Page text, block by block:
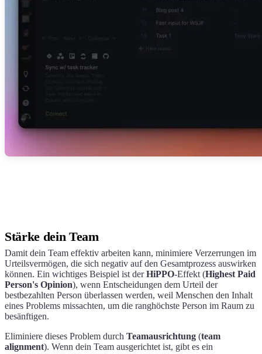
Stärke dein Team
Damit dein Team effektiv arbeiten kann, minimiere Verzerrungen im
Urteilsvermögen, die sich negativ auf den Gesamtprozess auswirken
können. Ein wichtiges Beispiel ist derHiPPO-Effekt (Highest Paid
Person's Opinion), wenn Entscheidungen dem Urteil der
bestbezahlten Person überlassen werden, weil Menschen den Inhalt
eines Problems missachten, um die ranghöchste Person im Raum zu
besänftigen.
Eliminiere dieses Problem durch Teamausrichtung (team
alignment). Wenn dein Team ausgerichtet ist, gibt es ein